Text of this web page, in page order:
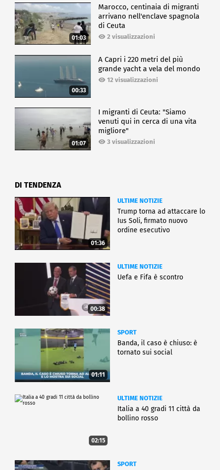
01:03
Marocco, centinaia di migranti
arrivano nell'enclave spagnola
di Ceuta
2 visualizzazioni
00:33
A Capri i 220 metri del più
grande yacht a vela del mondo
12 visualizzazioni
01:07
I migranti di Ceuta: "Siamo
venuti qui in cerca di una vita
migliore"
3 visualizzazioni
DI TENDENZA
01:36
ULTIME NOTIZIE
Trump torna ad attaccare lo
Ius Soli, firmato nuovo
ordine esecutivo
00:38
ULTIME NOTIZIE
Uefa e Fifa è scontro
01:11
SPORT
Banda, il caso è chiuso: è
tornato sui social
02:15
ULTIME NOTIZIE
Italia a 40 gradi 11 città da
bollino rosso
SPORT